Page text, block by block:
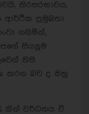
තිරසරභාවය,
ප්‍රමුඛතා
ගනිමින්,
සියලුම
නිසි
කරන බව ද ඔහු
කින් වර්ධනය වී